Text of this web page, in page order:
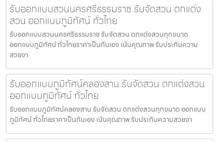
รับออกแบบสวนนครศรีธรรมราช รับจัดสวน ตกแต่ง
สวน ออกแบบภูมิทัศน์ ทั่วไทย
รับออกแบบสวนนครศรีธรรมราช รับจัดสวน ตกแต่งสวนทุกขนาด
ออกแบบภูมิทัศน์ ทั่วไทยราคาเป็นกันเอง เน้นคุณภาพ รับประกันความ
สวยงา
รับออกแบบภูมิทัศน์คลองสาน รับจัดสวน ตกแต่งสวน
ออกแบบภูมิทัศน์ ทั่วไทย
รับออกแบบภูมิทัศน์คลองสาน รับจัดสวน ตกแต่งสวนทุกขนาด ออกแบบ
ภูมิทัศน์ ทั่วไทยราคาเป็นกันเอง เน้นคุณภาพ รับประกันความสวยงา